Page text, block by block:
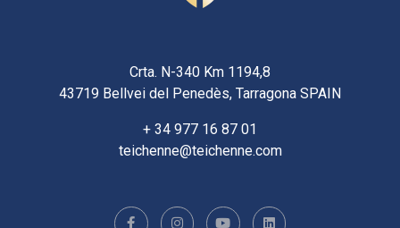
Crta. N-340 Km 1194,8
43719 Bellvei del Penedès, Tarragona SPAIN
+ 34 977 16 87 01
teichenne@teichenne.com